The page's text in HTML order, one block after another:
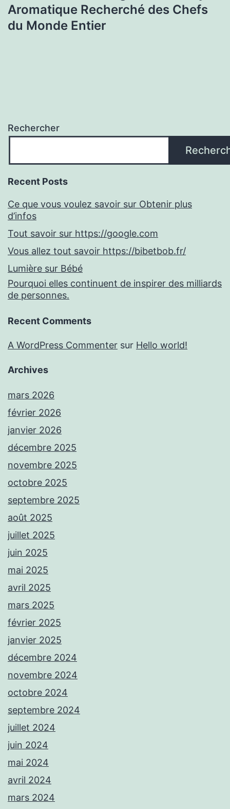
Aromatique Recherché des Chefs
du Monde Entier
Rechercher
Recent Posts
Ce que vous voulez savoir sur Obtenir plus
d’infos
Tout savoir sur https://google.com
Vous allez tout savoir https://bibetbob.fr/
Lumière sur Bébé
Pourquoi elles continuent de inspirer des milliards
de personnes.
Recent Comments
A WordPress Commenter sur Hello world!
Archives
mars 2026
février 2026
janvier 2026
décembre 2025
novembre 2025
octobre 2025
septembre 2025
août 2025
juillet 2025
juin 2025
mai 2025
avril 2025
mars 2025
février 2025
janvier 2025
décembre 2024
novembre 2024
octobre 2024
septembre 2024
juillet 2024
juin 2024
mai 2024
avril 2024
mars 2024